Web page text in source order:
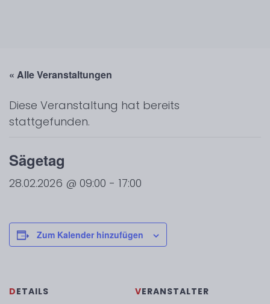
« Alle Veranstaltungen
Diese Veranstaltung hat bereits
stattgefunden.
Sägetag
28.02.2026 @ 09:00 - 17:00
Zum Kalender hinzufügen
DETAILS VERANSTALTER